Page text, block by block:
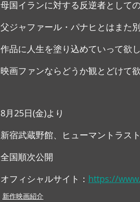
母国イランに対する反逆者として
父ジャファール・パナヒとはまた
作品に人生を塗り込めていって欲
映画ファンならどうか観とどけて
8月25日(金)より
新宿武蔵野館、ヒューマントラス
全国順次公開
オフィシャルサイト： https://
新作映画紹介